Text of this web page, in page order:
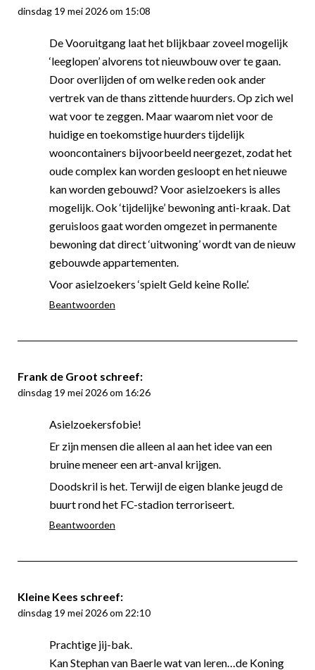
dinsdag 19 mei 2026 om 15:08
De Vooruitgang laat het blijkbaar zoveel mogelijk
‘leeglopen’ alvorens tot nieuwbouw over te gaan.
Door overlijden of om welke reden ook ander
vertrek van de thans zittende huurders. Op zich wel
wat voor te zeggen. Maar waarom niet voor de
huidige en toekomstige huurders tijdelijk
wooncontainers bijvoorbeeld neergezet, zodat het
oude complex kan worden gesloopt en het nieuwe
kan worden gebouwd? Voor asielzoekers is alles
mogelijk. Ook ‘tijdelijke’ bewoning anti-kraak. Dat
geruisloos gaat worden omgezet in permanente
bewoning dat direct ‘uitwoning’ wordt van de nieuw
gebouwde appartementen.
Voor asielzoekers ‘spielt Geld keine Rolle’.
Beantwoorden
Frank de Groot schreef:
dinsdag 19 mei 2026 om 16:26
Asielzoekersfobie!
Er zijn mensen die alleen al aan het idee van een
bruine meneer een art-anval krijgen.
Doodskril is het. Terwijl de eigen blanke jeugd de
buurt rond het FC-stadion terroriseert.
Beantwoorden
Kleine Kees schreef:
dinsdag 19 mei 2026 om 22:10
Prachtige jij-bak.
Kan Stephan van Baerle wat van leren…de Koning